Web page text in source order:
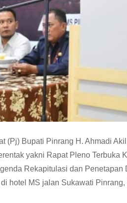
(Pj) Bupati Pinrang H. Ahmadi
yakni Rapat Pleno Terbuka
Rekapitulasi dan Penetapan
hotel MS jalan Sukawati Pinrang,